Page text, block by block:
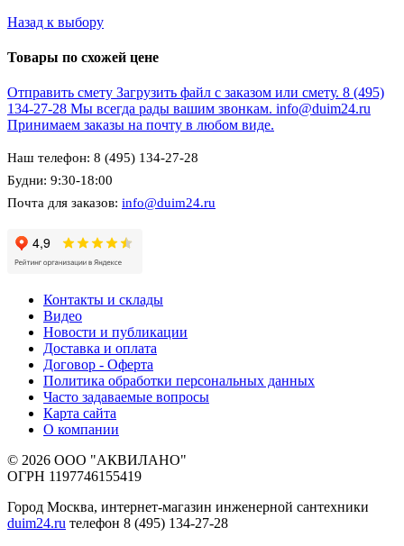
Назад к выбору
Товары по схожей цене
Отправить смету Загрузить файл с заказом или смету. 8 (495)
134-27-28 Мы всегда рады вашим звонкам. info@duim24.ru
Принимаем заказы на почту в любом виде.
Наш телефон: 8 (495) 134-27-28
Будни: 9:30-18:00
Почта для заказов: info@duim24.ru
Контакты и склады
Видео
Новости и публикации
Доставка и оплата
Договор - Оферта
Политика обработки персональных данных
Часто задаваемые вопросы
Карта сайта
О компании
© 2026 ООО "АКВИЛАНО"
ОГРН 1197746155419
Город Москва, интернет-магазин инженерной сантехники
duim24.ru телефон 8 (495) 134-27-28